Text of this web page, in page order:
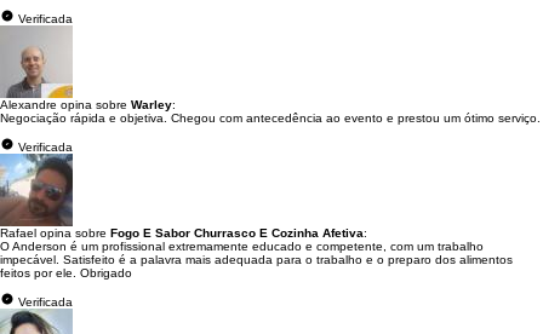
Verificada
Alexandre opina sobre Warley:
Negociação rápida e objetiva. Chegou com antecedência ao evento e prestou um ótimo serviço.
Verificada
Rafael opina sobre Fogo E Sabor Churrasco E Cozinha Afetiva:
O Anderson é um profissional extremamente educado e competente, com um trabalho
impecável. Satisfeito é a palavra mais adequada para o trabalho e o preparo dos alimentos
feitos por ele. Obrigado
Verificada